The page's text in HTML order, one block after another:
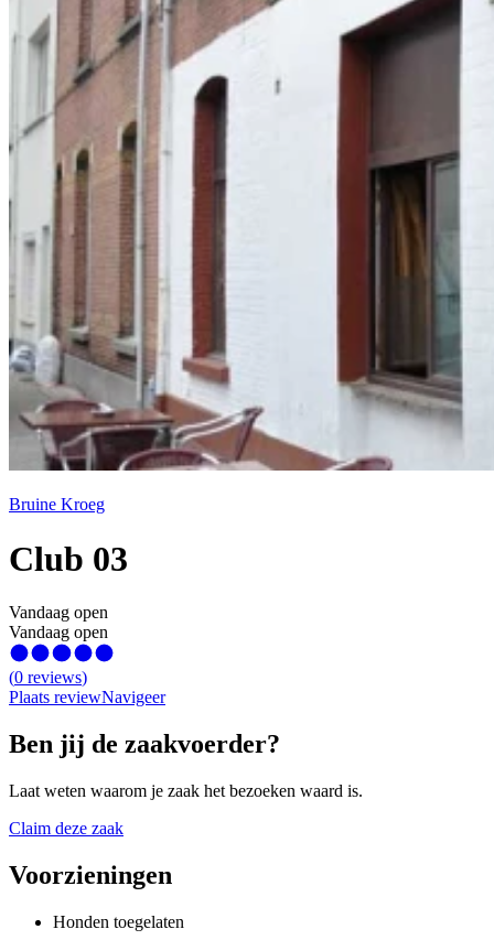
Bruine Kroeg
Club 03
Vandaag open
Vandaag open
(0 reviews)
Plaats reviewNavigeer
Ben jij de zaakvoerder?
Laat weten waarom je zaak het bezoeken waard is.
Claim deze zaak
Voorzieningen
Honden toegelaten